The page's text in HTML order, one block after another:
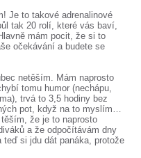
Je to takové adrenalinové
tak 20 rolí, které vás baví,
mám pocit, že si to
očekávání a budete se
netěším. Mám naprosto
tomu humor (nechápu,
trvá to 3,5 hodiny bez
pot, když na to myslím…
že je to naprosto
a že odpočítávám dny
si jdu dát panáka, protože